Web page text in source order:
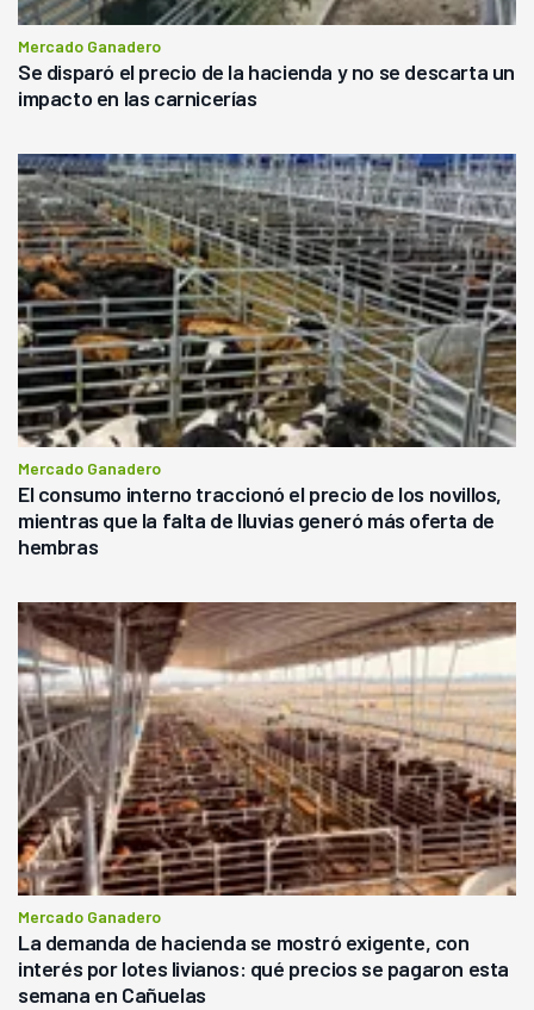
Mercado Ganadero
Se disparó el precio de la hacienda y no se descarta un
impacto en las carnicerías
Mercado Ganadero
El consumo interno traccionó el precio de los novillos,
mientras que la falta de lluvias generó más oferta de
hembras
Mercado Ganadero
La demanda de hacienda se mostró exigente, con
interés por lotes livianos: qué precios se pagaron esta
semana en Cañuelas